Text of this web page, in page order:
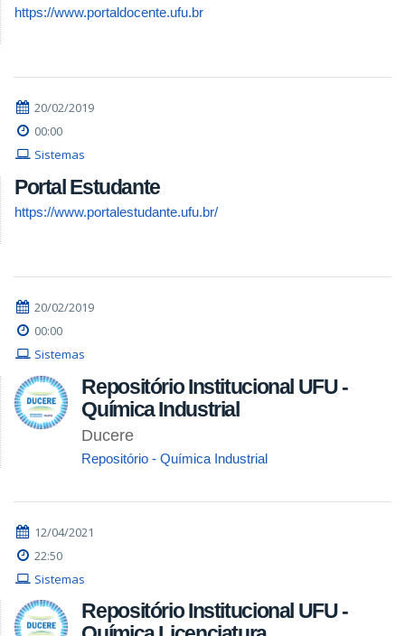
https://www.portaldocente.ufu.br
20/02/2019
00:00
Sistemas
Portal Estudante
https://www.portalestudante.ufu.br/
20/02/2019
00:00
Sistemas
Repositório Institucional UFU -
Química Industrial
Ducere
Repositório - Química Industrial
12/04/2021
22:50
Sistemas
Repositório Institucional UFU -